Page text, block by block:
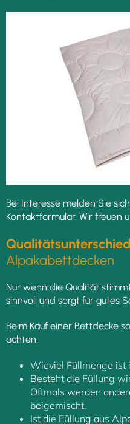
Bei Interesse melden Sie
Kontaktformular. Wir freuen
Alpakabettdecken
Nur wenn die Qualität
sinnvoll und sorgt für gutes
Beim Kauf einer Bettdecke
achten:
Wieviel Füllmenge ist
Besteht die Füllung
Oftmals werden
beigemischt.
Ist die Füllung aus